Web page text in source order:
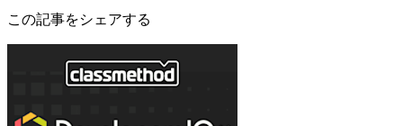
この記事をシェアする